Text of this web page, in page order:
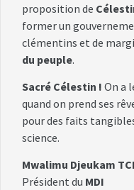
proposition de
former un
clémentins et de
du peuple.
Sacré Célestin ! On a
quand on prend ses
pour des faits
science.
Mwalimu Djeukam
Président du MDI